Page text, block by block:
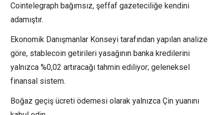
Cointelegraph bağımsız, şeffaf gazeteciliğe kendini
adamıştır.
Ekonomik Danışmanlar Konseyi tarafından yapılan analize
göre, stablecoin getirileri yasağının banka kredilerini
yalnızca %0,02 artıracağı tahmin ediliyor; geleneksel
finansal sistem.
Boğaz geçiş ücreti ödemesi olarak yalnızca Çin yuanını